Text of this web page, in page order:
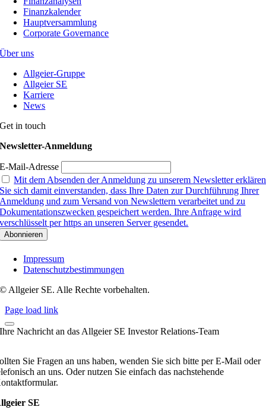
Finanzkalender
Hauptversammlung
Corporate Governance
Über uns
Allgeier-Gruppe
Allgeier SE
Karriere
News
Get in touch
Newsletter-Anmeldung
E-Mail-Adresse
Mit dem Absenden der Anmeldung zu unserem Newsletter erklären
Sie sich damit einverstanden, dass Ihre Daten zur Durchführung Ihrer
Anmeldung und zum Versand von Newslettern verarbeitet und zu
Dokumentationszwecken gespeichert werden. Ihre Anfrage wird
verschlüsselt per https an unseren Server gesendet.
Impressum
Datenschutzbestimmungen
© Allgeier SE. Alle Rechte vorbehalten.
Page load link
Ihre Nachricht an das Allgeier SE Investor Relations-Team
Sie Fragen an uns haben, wenden Sie sich bitte per E-Mail oder
an uns. Oder nutzen Sie einfach das nachstehende
SE